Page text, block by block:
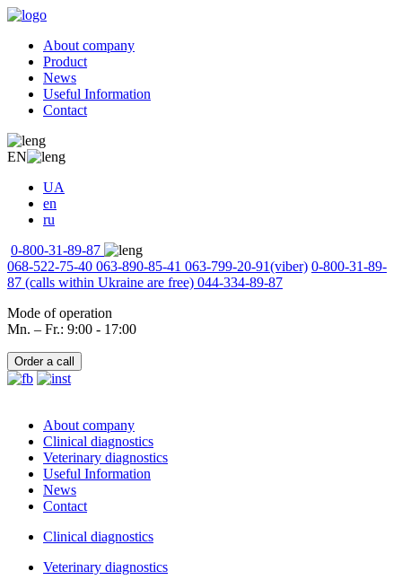
About company
Product
News
Useful Information
Contact
EN
UA
en
ru
0-800-31-89-87
068-522-75-40 063-890-85-41 063-799-20-91(viber) 0-800-31-89-
87 (calls within Ukraine are free) 044-334-89-87
Mode of operation
Mn. – Fr.: 9:00 - 17:00
Order a call
About company
Clinical diagnostics
Veterinary diagnostics
Useful Information
News
Contact
Clinical diagnostics
Veterinary diagnostics